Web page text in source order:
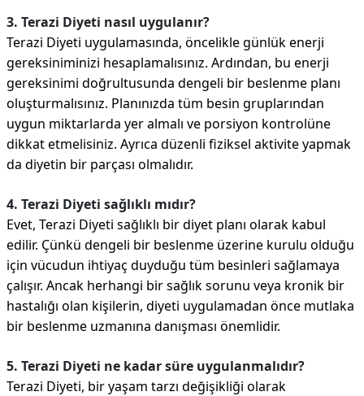
3. Terazi Diyeti nasıl uygulanır?
Terazi Diyeti uygulamasında, öncelikle günlük enerji
gereksiniminizi hesaplamalısınız. Ardından, bu enerji
gereksinimi doğrultusunda dengeli bir beslenme planı
oluşturmalısınız. Planınızda tüm besin gruplarından
uygun miktarlarda yer almalı ve porsiyon kontrolüne
dikkat etmelisiniz. Ayrıca düzenli fiziksel aktivite yapmak
da diyetin bir parçası olmalıdır.
4. Terazi Diyeti sağlıklı mıdır?
Evet, Terazi Diyeti sağlıklı bir diyet planı olarak kabul
edilir. Çünkü dengeli bir beslenme üzerine kurulu olduğu
için vücudun ihtiyaç duyduğu tüm besinleri sağlamaya
çalışır. Ancak herhangi bir sağlık sorunu veya kronik bir
hastalığı olan kişilerin, diyeti uygulamadan önce mutlaka
bir beslenme uzmanına danışması önemlidir.
5. Terazi Diyeti ne kadar süre uygulanmalıdır?
Terazi Diyeti, bir yaşam tarzı değişikliği olarak